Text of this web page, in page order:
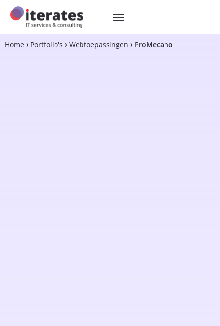
Home Portfolio's Webtoepassingen ProMecano